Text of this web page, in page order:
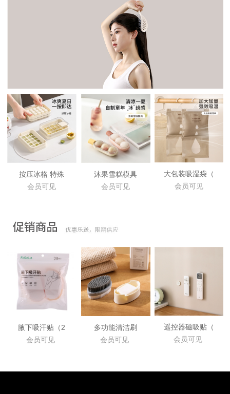
按压冰格 特殊
会员可见
沐果雪糕模具
会员可见
大包装吸湿袋（
会员可见
腋下吸汗贴（2
会员可见
多功能清洁刷
会员可见
遥控器磁吸贴（
会员可见